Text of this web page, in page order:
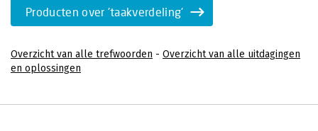
Producten over 'taakverdeling'
Overzicht van alle trefwoorden - Overzicht van alle uitdagingen
en oplossingen